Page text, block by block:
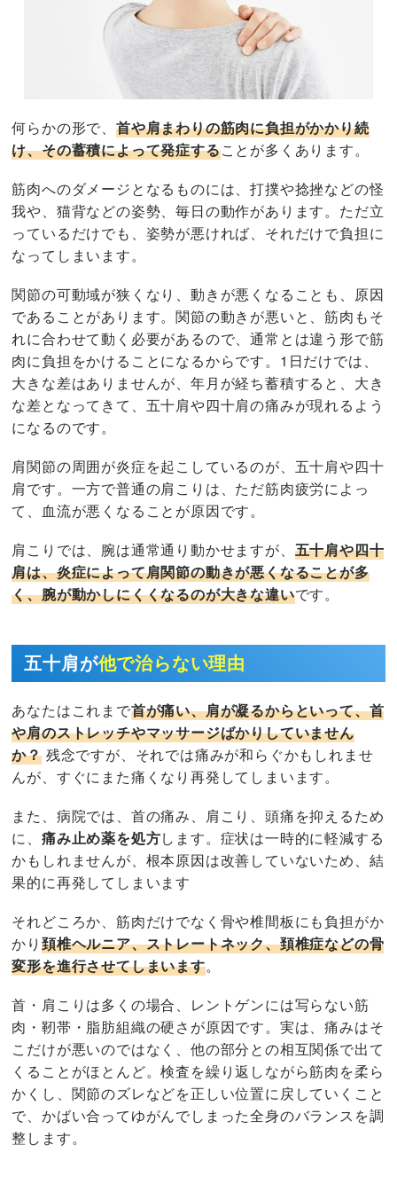
何らかの形で、首や肩まわりの筋肉に負担がかかり続
け、その蓄積によって発症することが多くあります。
筋肉へのダメージとなるものには、打撲や捻挫などの怪
我や、猫背などの姿勢、毎日の動作があります。ただ立
っているだけでも、姿勢が悪ければ、それだけで負担に
なってしまいます。
関節の可動域が狭くなり、動きが悪くなることも、原因
であることがあります。関節の動きが悪いと、筋肉もそ
れに合わせて動く必要があるので、通常とは違う形で筋
肉に負担をかけることになるからです。1日だけでは、
大きな差はありませんが、年月が経ち蓄積すると、大き
な差となってきて、五十肩や四十肩の痛みが現れるよう
になるのです。
肩関節の周囲が炎症を起こしているのが、五十肩や四十
肩です。一方で普通の肩こりは、ただ筋肉疲労によっ
て、血流が悪くなることが原因です。
肩こりでは、腕は通常通り動かせますが、 五十肩や四十
肩は、炎症によって肩関節の動きが悪くなることが多
く、腕が動かしにくくなるのが大きな違いです。
五十肩が他で治らない理由
あなたはこれまで首が痛い、肩が凝るからといって、首
や肩のストレッチやマッサージばかりしていません
か？ 残念ですが、それでは痛みが和らぐかもしれませ
んが、すぐにまた痛くなり再発してしまいます。
また、病院では、首の痛み、肩こり、頭痛を抑えるため
に、痛み止め薬を処方します。症状は一時的に軽減する
かもしれませんが、根本原因は改善していないため、結
果的に再発してしまいます
それどころか、筋肉だけでなく骨や椎間板にも負担がか
かり頚椎ヘルニア、ストレートネック、頚椎症などの骨
変形を進行させてしまいます。
首・肩こりは多くの場合、レントゲンには写らない筋
肉・靭帯・脂肪組織の硬さが原因です。実は、痛みはそ
こだけが悪いのではなく、他の部分との相互関係で出て
くることがほとんど。検査を繰り返しながら筋肉を柔ら
かくし、関節のズレなどを正しい位置に戻していくこと
で、かばい合ってゆがんでしまった全身のバランスを調
整します。